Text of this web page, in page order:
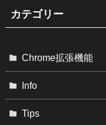
カテゴリー
Chrome拡張機能
Info
Tips